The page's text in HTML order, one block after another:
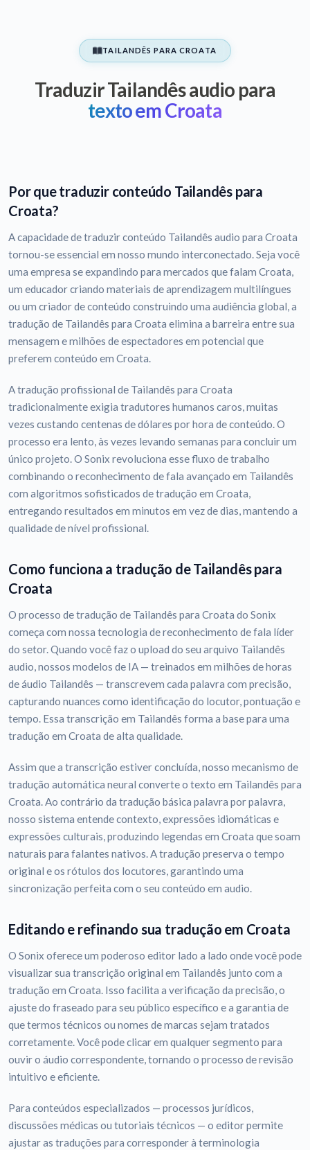
TAILANDÊS PARA CROATA
Traduzir Tailandês audio para
texto em Croata
Por que traduzir conteúdo Tailandês para
Croata?
A capacidade de traduzir conteúdo Tailandês audio para Croata
tornou-se essencial em nosso mundo interconectado. Seja você
uma empresa se expandindo para mercados que falam Croata,
um educador criando materiais de aprendizagem multilíngues
ou um criador de conteúdo construindo uma audiência global, a
tradução de Tailandês para Croata elimina a barreira entre sua
mensagem e milhões de espectadores em potencial que
preferem conteúdo em Croata.
A tradução profissional de Tailandês para Croata
tradicionalmente exigia tradutores humanos caros, muitas
vezes custando centenas de dólares por hora de conteúdo. O
processo era lento, às vezes levando semanas para concluir um
único projeto. O Sonix revoluciona esse fluxo de trabalho
combinando o reconhecimento de fala avançado em Tailandês
com algoritmos sofisticados de tradução em Croata,
entregando resultados em minutos em vez de dias, mantendo a
qualidade de nível profissional.
Como funciona a tradução de Tailandês para
Croata
O processo de tradução de Tailandês para Croata do Sonix
começa com nossa tecnologia de reconhecimento de fala líder
do setor. Quando você faz o upload do seu arquivo Tailandês
audio, nossos modelos de IA — treinados em milhões de horas
de áudio Tailandês — transcrevem cada palavra com precisão,
capturando nuances como identificação do locutor, pontuação e
tempo. Essa transcrição em Tailandês forma a base para uma
tradução em Croata de alta qualidade.
Assim que a transcrição estiver concluída, nosso mecanismo de
tradução automática neural converte o texto em Tailandês para
Croata. Ao contrário da tradução básica palavra por palavra,
nosso sistema entende contexto, expressões idiomáticas e
expressões culturais, produzindo legendas em Croata que soam
naturais para falantes nativos. A tradução preserva o tempo
original e os rótulos dos locutores, garantindo uma
sincronização perfeita com o seu conteúdo em audio.
Editando e refinando sua tradução em Croata
O Sonix oferece um poderoso editor lado a lado onde você pode
visualizar sua transcrição original em Tailandês junto com a
tradução em Croata. Isso facilita a verificação da precisão, o
ajuste do fraseado para seu público específico e a garantia de
que termos técnicos ou nomes de marcas sejam tratados
corretamente. Você pode clicar em qualquer segmento para
ouvir o áudio correspondente, tornando o processo de revisão
intuitivo e eficiente.
Para conteúdos especializados — processos jurídicos,
discussões médicas ou tutoriais técnicos — o editor permite
ajustar as traduções para corresponder à terminologia